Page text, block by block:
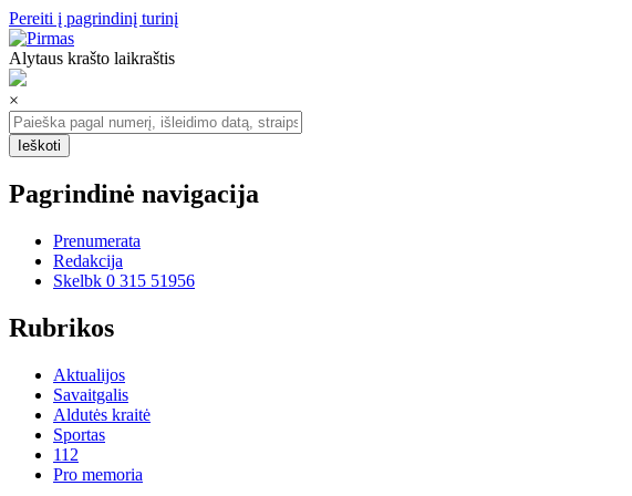
Pereiti į pagrindinį turinį
Alytaus krašto laikraštis
×
Pagrindinė navigacija
Prenumerata
Redakcija
Skelbk 0 315 51956
Rubrikos
Aktualijos
Savaitgalis
Aldutės kraitė
Sportas
112
Pro memoria